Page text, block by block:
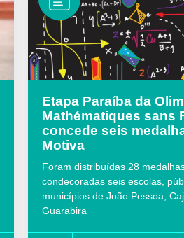
Etapa Paraíba da
Mathématiques sans
concede seis
Motiva
Foram distribuídas 28
condecoradas seis escolas,
municípios de João Pessoa,
Guarabira